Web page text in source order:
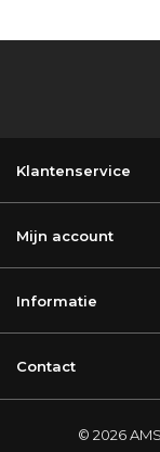
Klantenservice
Mijn account
Informatie
Contact
© 2026